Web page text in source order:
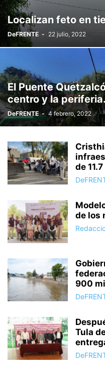
PODER LEGISLATIVO POLÍTICA
QUIÉNES SOMOS REGIONAL
SEGURIDAD SIN
TEPEJI DEL RÍO
UNIVERSO
Localizan feto en
DeFRENTE - 22 julio, 2022
El Puente
centro y la
DeFRENTE - 4 febrero, 2022
de
de los
900
Tula